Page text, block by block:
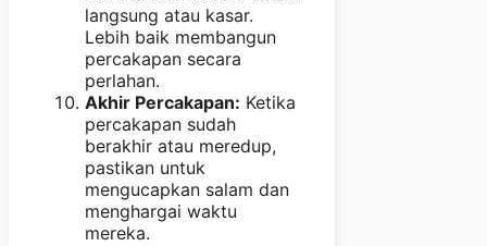
langsung atau kasar.
Lebih baik membangun
percakapan secara
perlahan.
Akhir Percakapan: Ketika
percakapan sudah
berakhir atau meredup,
pastikan untuk
mengucapkan salam dan
menghargai waktu
mereka.